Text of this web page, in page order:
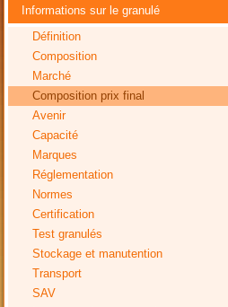
Informations sur le granulé
Définition
Composition
Marché
Composition prix final
Avenir
Capacité
Marques
Réglementation
Normes
Certification
Test granulés
Stockage et manutention
Transport
SAV